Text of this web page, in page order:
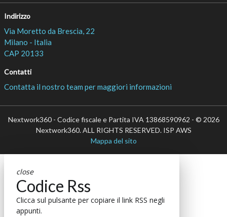
Indirizzo
Via Moretto da Brescia, 22
Milano - Italia
CAP 20133
Contatti
Contatta il nostro team per maggiori informazioni
Nextwork360 - Codice fiscale e Partita IVA 13868590962 - © 2026
Nextwork360. ALL RIGHTS RESERVED. ISP AWS
Mappa del sito
close
Codice Rss
Clicca sul pulsante per copiare il link RSS negli
appunti.